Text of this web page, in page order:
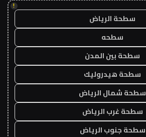
!
سطحة الرياض
سطحه
سطحة بين المدن
سطحة هيدروليك
سطحة شمال الرياض
سطحة غرب الرياض
سطحة جنوب الرياض